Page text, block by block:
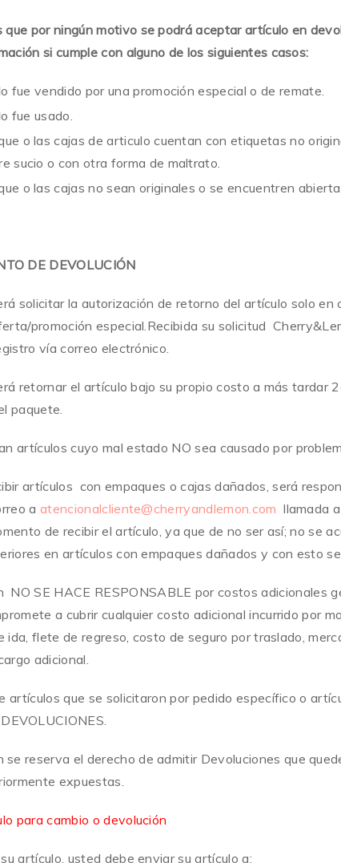
que por ningún motivo se podrá aceptar artículo en
si cumple con alguno de los siguientes casos:
fue vendido por una promoción especial o de remate.
fue usado.
o las cajas de articulo cuentan con etiquetas no
sucio o con otra forma de maltrato.
o las cajas no sean originales o se encuentren
DE DEVOLUCIÓN
solicitar la autorización de retorno del artículo solo
promoción especial.Recibida su solicitud
vía correo electrónico.
retornar el artículo bajo su propio costo a más tardar
paquete.
artículos cuyo mal estado NO sea causado por
artículos con empaques o cajas dañados, será
aatencionalcliente@cherryandlemon.com llamada
de recibir el artículo, ya que de no ser así; no se
en artículos con empaques dañados y con esto
NO SE HACE RESPONSABLE por costos adicionales
a cubrir cualquier costo adicional incurrido por
ida, flete de regreso, costo de seguro por traslado,
adicional.
artículos que se solicitaron por pedido específico o
se reserva el derecho de admitir Devoluciones que
expuestas.
para cambio o devolución
artículo, usted debe enviar su artículo a: